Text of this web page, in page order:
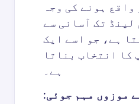
ہونے کی وجہ
لینڈ تک آسانی سے
ہے، جو اسے ایک
کا انتخاب بناتا
ہے۔
موزوں مہم جوئی: